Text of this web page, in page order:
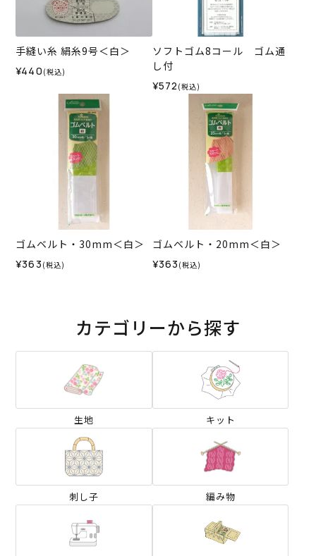
手縫い糸 絹糸9号＜白＞
¥440 (税込)
ソフトゴム8コール ゴム通
し付
¥572 (税込)
ゴムベルト・30mm＜白＞
¥363 (税込)
ゴムベルト・20mm＜白＞
¥363 (税込)
カテゴリーから探す
生地 キット
刺し子 編み物